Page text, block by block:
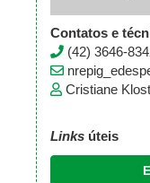
Contatos e
(42) 3646-
Cristiane
Links úteis